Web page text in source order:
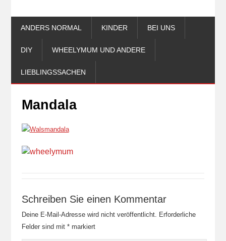
ANDERS NORMAL KINDER BEI UNS
DIY WHEELYMUM UND ANDERE
LIEBLINGSSACHEN
Mandala
Schreiben Sie einen Kommentar
Deine E-Mail-Adresse wird nicht veröffentlicht. Erforderliche
Felder sind mit *markiert